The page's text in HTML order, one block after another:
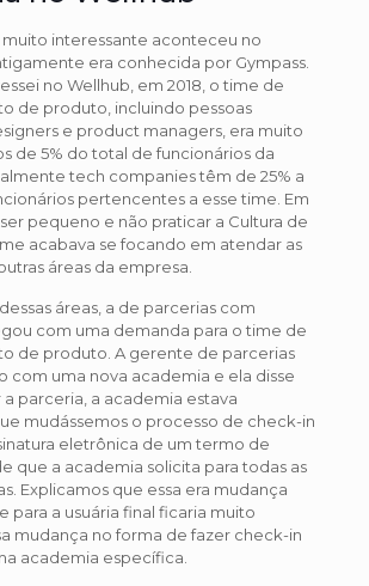
interessante aconteceu no
era conhecida por Gympass.
no Wellhub, em 2018, o time de
de produto, incluindo pessoas
e product managers, era muito
de 5% do total de funcionários da
tech companies têm de 25% a
pertencentes a esse time. Em
pequeno e não praticar a Cultura de
acabava se focando em atendar as
áreas da empresa.
áreas, a de parcerias com
com uma demanda para o time de
de produto. A gerente de parcerias
com uma nova academia e ela disse
parceria, a academia estava
mudássemos o processo de check-in
eletrônica de um termo de
que a academia solicita para todas as
Explicamos que essa era mudança
para a usuária final ficaria muito
mudança no forma de fazer check-in
academia específica.